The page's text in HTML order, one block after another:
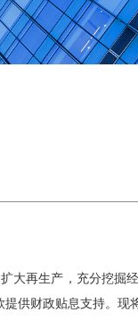
大再生产，充分挖掘
供财政贴息支持。现